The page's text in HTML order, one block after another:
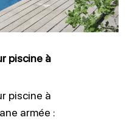
piscine à
piscine à
armée :